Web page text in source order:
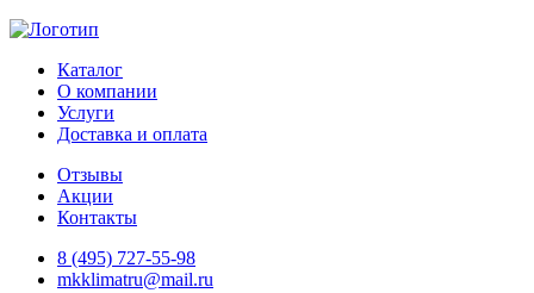
Каталог
О компании
Услуги
Доставка и оплата
Отзывы
Акции
Контакты
8 (495) 727-55-98
mkklimatru@mail.ru